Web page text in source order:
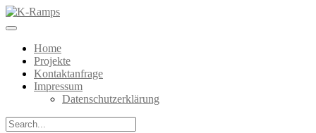
Home
Projekte
Kontaktanfrage
Impressum
Datenschutzerklärung